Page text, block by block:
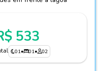
533
01• 01• 02